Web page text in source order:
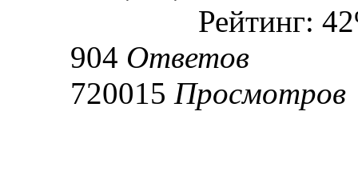
Рейтинг:
904 Ответов
720015 Просмотров